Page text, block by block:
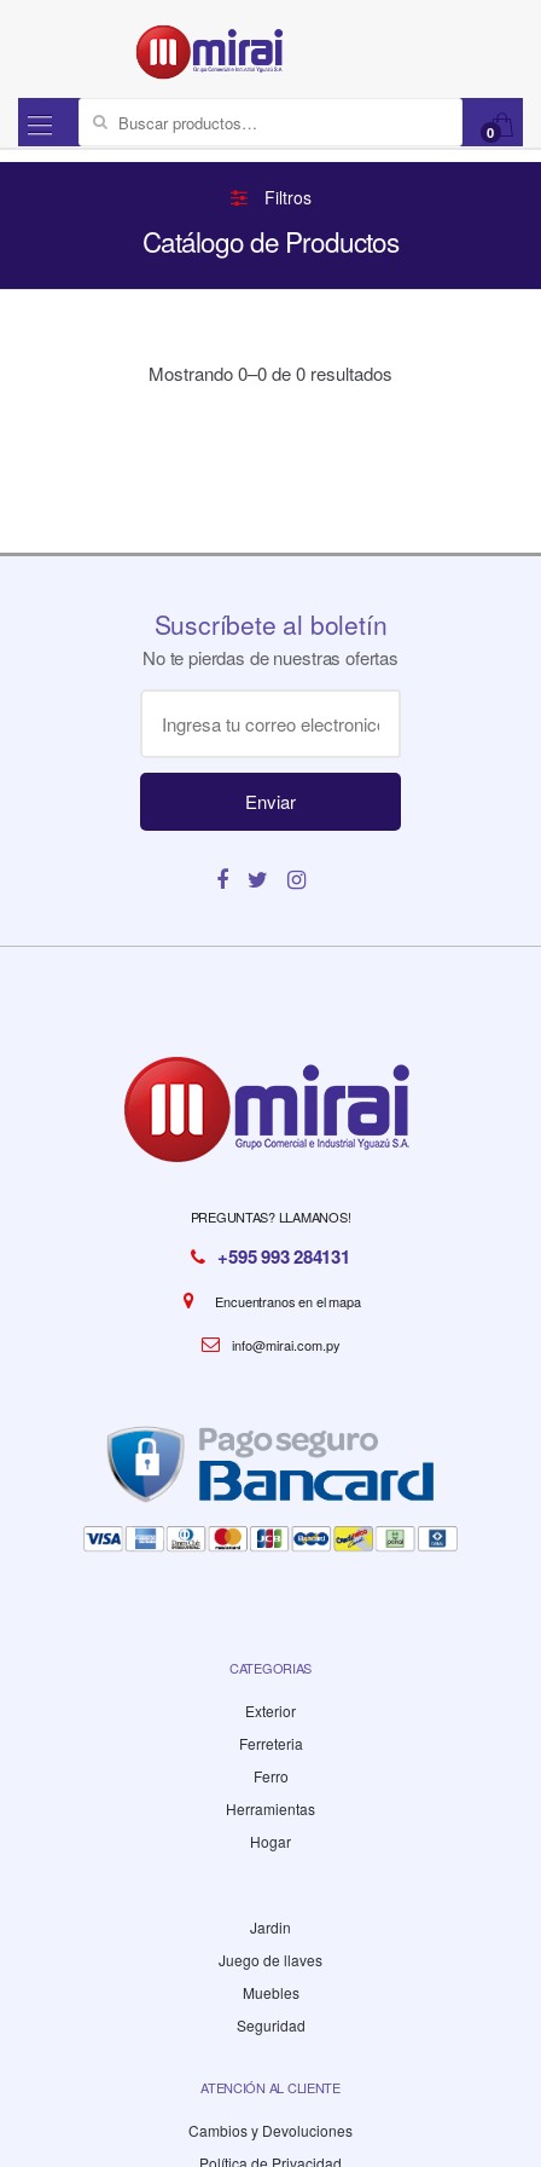
Buscar por:
0
Filtros
Catálogo de Productos
Mostrando 0–0 de 0 resultados
Suscríbete al boletín
No te pierdas de nuestras ofertas
Enviar
PREGUNTAS? LLAMANOS!
+595 993 284131
Encuentranos en el mapa
info@mirai.com.py
CATEGORIAS
Exterior
Ferreteria
Ferro
Herramientas
Hogar
Jardin
Juego de llaves
Muebles
Seguridad
ATENCIÓN AL CLIENTE
Cambios y Devoluciones
Política de Privacidad